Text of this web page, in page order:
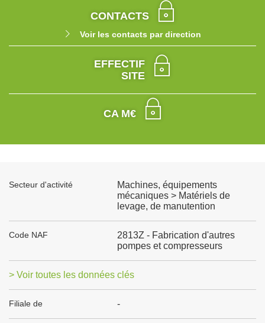
CONTACTS
Voir les contacts par direction
EFFECTIF
SITE
CA M€
Secteur d'activité
Machines, équipements
mécaniques > Matériels de
levage, de manutention
Code NAF
2813Z - Fabrication d'autres
pompes et compresseurs
> Voir toutes les données clés
Filiale de -